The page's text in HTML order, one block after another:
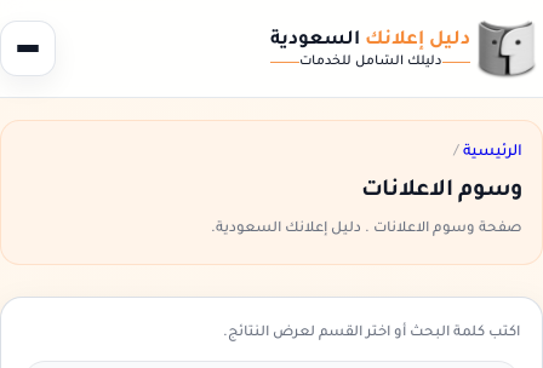
دليل إعلانك السعودية
دليلك الشامل للخدمات
الرئيسية /
وسوم الاعلانات
صفحة وسوم الاعلانات . دليل إعلانك السعودية.
اكتب كلمة البحث أو اختر القسم لعرض النتائج.